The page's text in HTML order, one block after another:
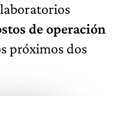
de operación
próximos dos